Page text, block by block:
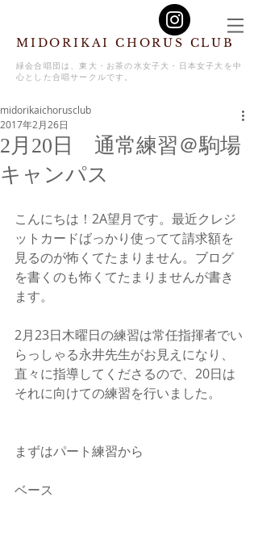
MIDORIKAI CHORUS CLUB
緑会合唱団は、東大・お茶の水女子大・日本女子大を中
心とした合唱サークルです。
2月20日 通常練習＠駒場
キャンパス
midorikaichorusclub
2017年2月26日
こんにちは！2A望月です。最近クレジ
ットカードばっかり使ってて請求額を
見るのが怖くてたまりません。ブログ
を書くのも怖くてたまりませんが書き
ます。
2月23日木曜日の練習は常任指揮者でい
らっしゃる永井先生がお見えになり、
直々に指導してくださるので、20日は
それに向けての練習を行いました。
まずはパート練習から
ベース